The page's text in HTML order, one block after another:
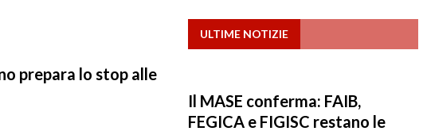
benzina’ a ‘Qui la benzina non c’è’: l’emergenza approvvigionamenti
MERCATO PREZZI CARBURANTI
«Il prezzo lo decidono le compagnie, non i benzinai. Serve un prezzo
prepara lo stop alle
ULTIME NOTIZIE
Il MASE conferma: FAIB,
FEGICA e FIGISC restano le